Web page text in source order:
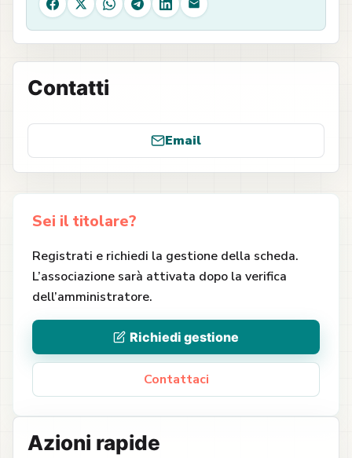
Facebook
X WhatsApp
Telegram
LinkedIn
Email
Contatti
Email
Sei il titolare?
Registrati e richiedi la gestione della scheda.
L’associazione sarà attivata dopo la verifica
dell’amministratore.
Richiedi gestione
Contattaci
Azioni rapide